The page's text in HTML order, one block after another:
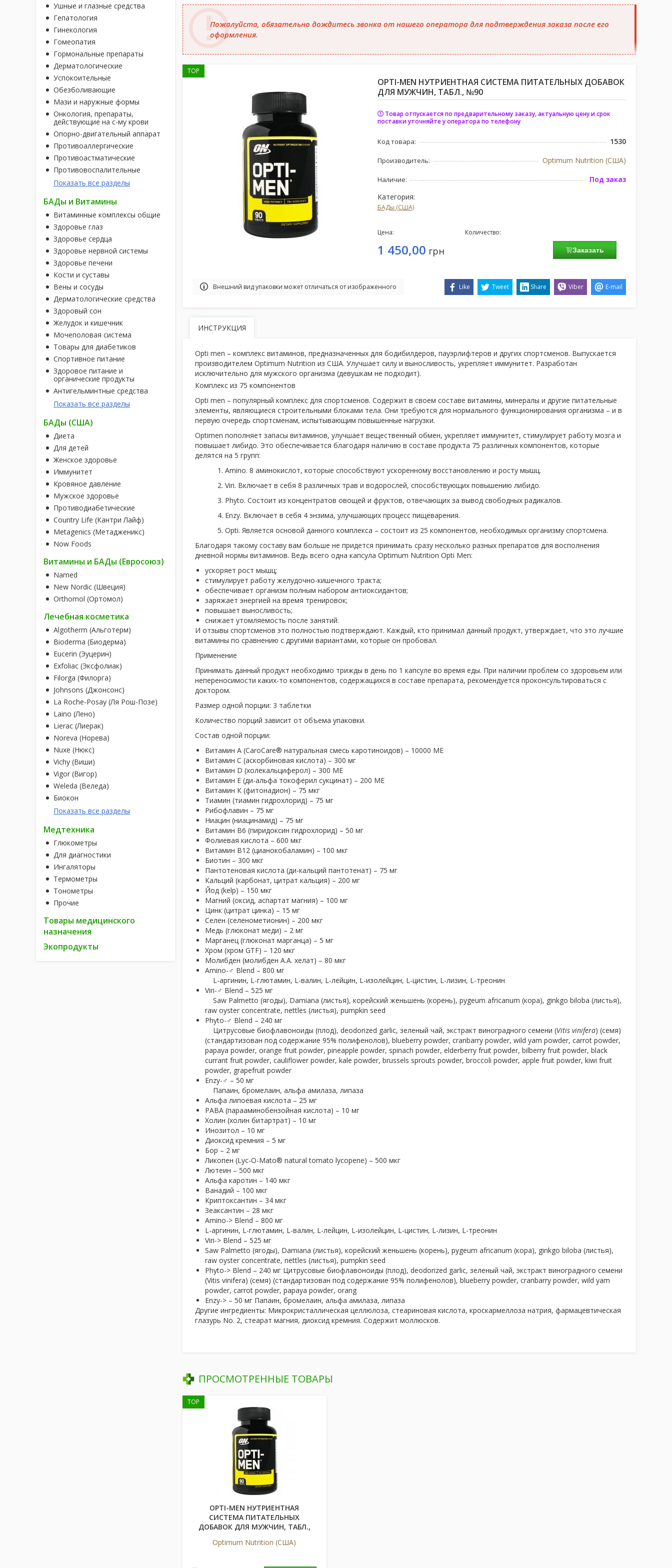
Ушные и глазные средства
Гепатология
Гинекология
Гомеопатия
Гормональные препараты
Дерматологические
Успокоительные
Обезболивающие
Мази и наружные формы
Онкология, препараты,
действующие на с-му крови
Опорно-двигательный аппарат
Противоаллергические
Противоастматические
Противовоспалительные
Показать все разделы
БАДы и Витамины
Витаминные комплексы общие
Здоровье глаз
Здоровье сердца
Здоровье нервной системы
Здоровье печени
Кости и суставы
Вены и сосуды
Дерматологические средства
Здоровый сон
Желудок и кишечник
Мочеполовая система
Товары для диабетиков
Спортивное питание
Здоровое питание и
органические продукты
Антигельминтные средства
Показать все разделы
БАДы (США)
Диета
Для детей
Женское здоровье
Иммунитет
Кровяное давление
Мужское здоровье
Противодиабетические
Country Life (Кантри Лайф)
Metagenics (Метадженикс)
Now Foods
Витамины и БАДы (Евросоюз)
Named
New Nordic (Швеция)
Orthomol (Ортомол)
Лечебная косметика
Algotherm (Альготерм)
Bioderma (Биодерма)
Eucerin (Эуцерин)
Exfoliac (Эксфолиак)
Filorga (Филорга)
Johnsons (Джонсонс)
La Roche-Posay (Ля Рош-Позе)
Laino (Лено)
Lierac (Лиерак)
Noreva (Норева)
Nuxe (Нюкс)
Vichy (Виши)
Vigor (Вигор)
Weleda (Веледа)
Биокон
Показать все разделы
Медтехника
Глюкометры
Для диагностики
Ингаляторы
Термометры
Тонометры
Прочие
Товары медицинского
назначения
Экопродукты
Пожалуйста, обязательно дождитесь звонка от нашего оператора для подтверждения заказа после его
оформления.
TOP
OPTI-MEN НУТРИЕНТНАЯ СИСТЕМА ПИТАТЕЛЬНЫХ ДОБАВОК
ДЛЯ МУЖЧИН, ТАБЛ., №90
Товар отпускается по предварительному заказу, актуальную цену и срок
поставки уточняйте у оператора по телефону
Код товара: 1530
Производитель: Optimum Nutrition (США)
Наличие:
Под заказ
Категория:
БАДы (США)
Цена:
1 450,00 грн
Количество:
Заказать
Внешний вид упаковки может отличаться от изображенного Like Tweet Share Viber E-mail
ИНСТРУКЦИЯ
Opti men – комплекс витаминов, предназначенных для бодибилдеров, пауэрлифтеров и других спортсменов. Выпускается
производителем Optimum Nutrition из США. Улучшает силу и выносливость, укрепляет иммунитет. Разработан
исключительно для мужского организма (девушкам не подходит).
Комплекс из 75 компонентов
Opti men – популярный комплекс для спортсменов. Содержит в своем составе витамины, минералы и другие питательные
элементы, являющиеся строительными блоками тела. Они требуются для нормального функционирования организма – и в
первую очередь спортсменам, испытывающим повышенные нагрузки.
Optimen пополняет запасы витаминов, улучшает вещественный обмен, укрепляет иммунитет, стимулирует работу мозга и
повышает либидо. Это обеспечивается благодаря наличию в составе продукта 75 различных компонентов, которые
делятся на 5 групп:
Amino. 8 аминокислот, которые способствуют ускоренному восстановлению и росту мышц.
Viri. Включает в себя 8 различных трав и водорослей, способствующих повышению либидо.
Phyto. Состоит из концентратов овощей и фруктов, отвечающих за вывод свободных радикалов.
Enzy. Включает в себя 4 энзима, улучшающих процесс пищеварения.
Opti. Является основой данного комплекса – состоит из 25 компонентов, необходимых организму спортсмена.
Благодаря такому составу вам больше не придется принимать сразу несколько разных препаратов для восполнения
дневной нормы витаминов. Ведь всего одна капсула Optimum Nutrition Opti Men:
ускоряет рост мышц;
стимулирует работу желудочно-кишечного тракта;
обеспечивает организм полным набором антиоксидантов;
заряжает энергией на время тренировок;
повышает выносливость;
снижает утомляемость после занятий.
И отзывы спортсменов это полностью подтверждают. Каждый, кто принимал данный продукт, утверждает, что это лучшие
витамины по сравнению с другими вариантами, которые он пробовал.
Применение
Принимать данный продукт необходимо трижды в день по 1 капсуле во время еды. При наличии проблем со здоровьем или
непереносимости каких-то компонентов, содержащихся в составе препарата, рекомендуется проконсультироваться с
доктором.
Размер одной порции: 3 таблетки
Количество порций зависит от объема упаковки.
Состав одной порции:
Витамин А (CaroCare® натуральная смесь каротиноидов) – 10000 МЕ
Витамин С (аскорбиновая кислота) – 300 мг
Витамин D (холекальциферол) – 300 МЕ
Витамин Е (ди-альфа токоферил сукцинат) – 200 МЕ
Витамин К (фитонадион) – 75 мкг
Тиамин (тиамин гидрохлорид) – 75 мг
Рибофлавин – 75 мг
Ниацин (ниацинамид) – 75 мг
Витамин В6 (пиридоксин гидрохлорид) – 50 мг
Фолиевая кислота – 600 мкг
Витамин В12 (цианокобаламин) – 100 мкг
Биотин – 300 мкг
Пантотеновая кислота (ди-кальций пантотенат) – 75 мг
Кальций (карбонат, цитрат кальция) – 200 мг
Йод (kelp) – 150 мкг
Магний (оксид, аспартат магния) – 100 мг
Цинк (цитрат цинка) – 15 мг
Селен (селенометионин) – 200 мкг
Медь (глюконат меди) – 2 мг
Марганец (глюконат марганца) – 5 мг
Хром (хром GTF) – 120 мкг
Молибден (молибден A.A. хелат) – 80 мкг
Amino-♂ Blend – 800 мг
L-аргинин, L-глютамин, L-валин, L-лейцин, L-изолейцин, L-цистин, L-лизин, L-треонин
Viri-♂ Blend – 525 мг
Saw Palmetto (ягоды), Damiana (листья), корейский женьшень (корень), pygeum africanum (кора), ginkgo biloba (листья),
raw oyster concentrate, nettles (листья), pumpkin seed
Phyto-♂ Blend – 240 мг
Цитрусовые биофлавоноиды (плод), deodorized garlic, зеленый чай, экстракт виноградного семени (Vitis vinifera) (семя)
(стандартизован под содержание 95% полифенолов), blueberry powder, cranbarry powder, wild yam powder, carrot powder,
papaya powder, orange fruit powder, pineapple powder, spinach powder, elderberry fruit powder, bilberry fruit powder, black
currant fruit powder, cauliflower powder, kale powder, brussels sprouts powder, broccoli powder, apple fruit powder, kiwi fruit
powder, grapefruit powder
Enzy-♂ – 50 мг
Папаин, бромелаин, альфа амилаза, липаза
Альфа липоевая кислота – 25 мг
PABA (парааминобензойная кислота) – 10 мг
Холин (холин битартрат) – 10 мг
Инозитол – 10 мг
Диоксид кремния – 5 мг
Бор – 2 мг
Ликопен (Lyc-O-Mato® natural tomato lycopene) – 500 мкг
Лютеин – 500 мкг
Альфа каротин – 140 мкг
Ванадий – 100 мкг
Криптоксантин – 34 мкг
Зеаксантин – 28 мкг
Amino-> Blend – 800 мг
L-аргинин, L-глютамин, L-валин, L-лейцин, L-изолейцин, L-цистин, L-лизин, L-треонин
Viri-> Blend – 525 мг
Saw Palmetto (ягоды), Damiana (листья), корейский женьшень (корень), pygeum africanum (кора), ginkgo biloba (листья),
raw oyster concentrate, nettles (листья), pumpkin seed
Phyto-> Blend – 240 мг Цитрусовые биофлавоноиды (плод), deodorized garlic, зеленый чай, экстракт виноградного семени
(Vitis vinifera) (семя) (стандартизован под содержание 95% полифенолов), blueberry powder, cranbarry powder, wild yam
powder, carrot powder, papaya powder, orang
Enzy-> – 50 мг Папаин, бромелаин, альфа амилаза, липаза
Другие ингредиенты: Микрокристаллическая целлюлоза, стеариновая кислота, кроскармеллоза натрия, фармацевтическая
глазурь No. 2, стеарат магния, диоксид кремния. Содержит моллюсков.
ПРОСМОТРЕННЫЕ ТОВАРЫ
OPTI-MEN НУТРИЕНТНАЯ
СИСТЕМА ПИТАТЕЛЬНЫХ
ДОБАВОК ДЛЯ МУЖЧИН, ТАБЛ.,
Optimum Nutrition (США)
TOP